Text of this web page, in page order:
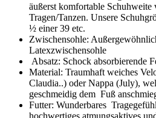
äußerst komfortable Schuhweite
Tragen/Tanzen. Unsere
½ einer 39 etc.
Zwischensohle:
Latexzwischensohle
Absatz: Schock absorbierende
Material: Traumhaft weiches
Claudia..) oder Nappa (July),
geschmeidig dem Fuß
Futter: Wunderbares